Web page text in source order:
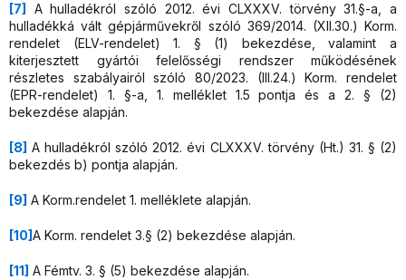
[7]
A hulladékról szóló 2012. évi CLXXXV. törvény 31.§-a, a
hulladékká vált gépjárművekről szóló 369/2014. (XII.30.) Korm.
rendelet (ELV-rendelet) 1. § (1) bekezdése, valamint a
kiterjesztett gyártói felelősségi rendszer működésének
részletes szabályairól szóló 80/2023. (III.24.) Korm. rendelet
(EPR-rendelet) 1. §-a, 1. melléklet 1.5 pontja és a 2. § (2)
bekezdése alapján.
[8] A hulladékról szóló 2012. évi CLXXXV. törvény (Ht.) 31. § (2)
bekezdés b) pontja alapján.
[9] A Korm.rendelet 1. melléklete alapján.
[10]A Korm. rendelet 3.§ (2) bekezdése alapján.
[11] A Fémtv. 3. § (5) bekezdése alapján.